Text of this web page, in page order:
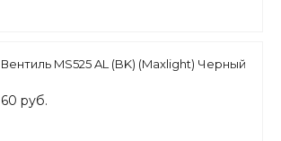
Вентиль MS525 AL (BK) (Maxlight) Черный
60 руб.